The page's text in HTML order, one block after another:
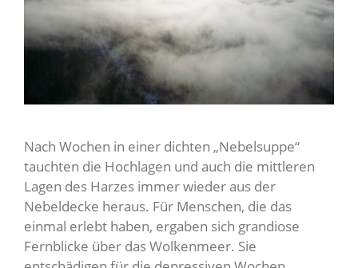
Nach Wochen in einer dichten „Nebelsuppe“
tauchten die Hochlagen und auch die mittleren
Lagen des Harzes immer wieder aus der
Nebeldecke heraus. Für Menschen, die das
einmal erlebt haben, ergaben sich grandiose
Fernblicke über das Wolkenmeer. Sie